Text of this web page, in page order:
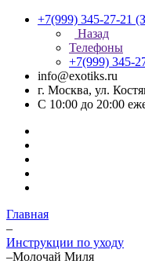
+7(999) 345-27-21
Назад
Телефоны
+7(999) 345-
info@exotiks.ru
г. Москва, ул.
С 10:00 до 20:00
Главная
–
Инструкции по уходу
–Молочай Миля